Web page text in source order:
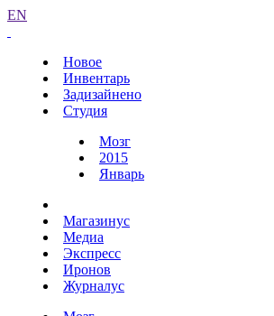
EN
Новое
Инвентарь
Задизайнено
Студия
Мозг
2015
Январь
Магазинус
Медиа
Экспресс
Иронов
Журналус